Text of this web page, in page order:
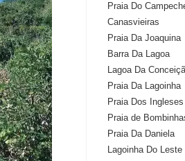
Praia Do
Canasvieiras
Praia Da Joaquina
Barra Da Lagoa
Lagoa Da
Praia Da Lagoinha
Praia Dos Ingleses
Praia de
Praia Da Daniela
Lagoinha Do Leste